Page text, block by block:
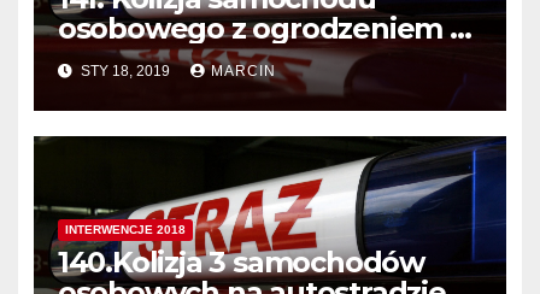
osobowego z ogrodzeniem w
miejscowości Aleksandrowice
STY 18, 2019 MARCIN
INTERWENCJE 2018
140.Kolizja 3 samochodów